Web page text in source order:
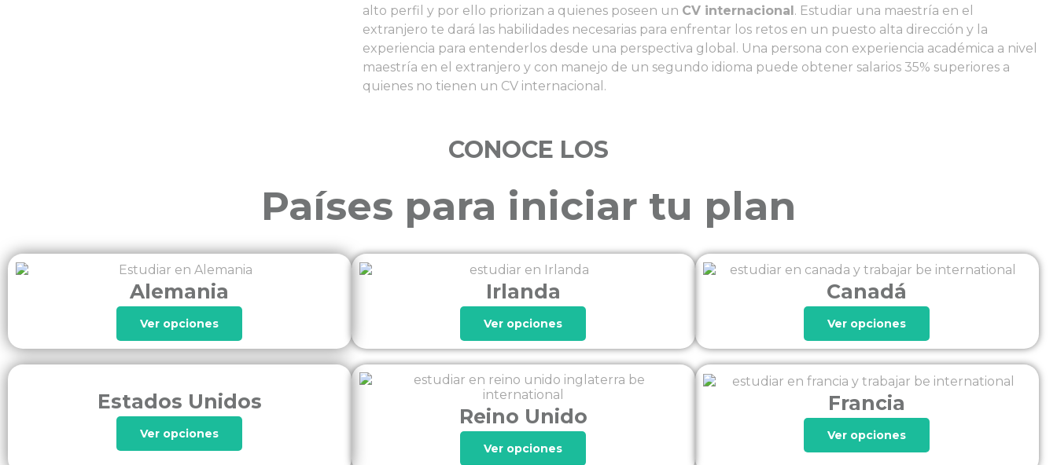
alto perfil y por ello priorizan a quienes poseen un CV internacional. Estudiar una maestría en el
extranjero te dará las habilidades necesarias para enfrentar los retos en un puesto alta dirección y la
experiencia para entenderlos desde una perspectiva global. Una persona con experiencia académica a nivel
maestría en el extranjero y con manejo de un segundo idioma puede obtener salarios 35% superiores a
quienes no tienen un CV internacional.
CONOCE LOS
Países para iniciar tu plan
Alemania
Ver opciones
Irlanda
Ver opciones
Canadá
Ver opciones
Estados Unidos
Ver opciones
Reino Unido
Ver opciones
Francia
Ver opciones